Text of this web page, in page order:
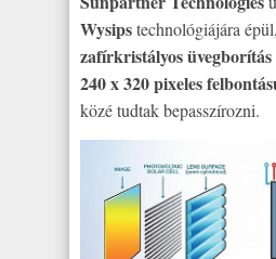
Wysipstechnológiájára
zafírkristályos üvegborítás
240 x 320 pixeles
közé tudtak bepasszírozni.